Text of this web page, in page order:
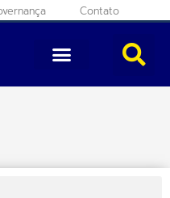
Contato